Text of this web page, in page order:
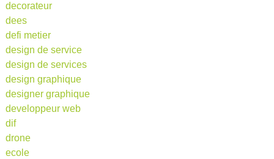
decorateur
dees
defi metier
design de service
design de services
design graphique
designer graphique
developpeur web
dif
drone
ecole